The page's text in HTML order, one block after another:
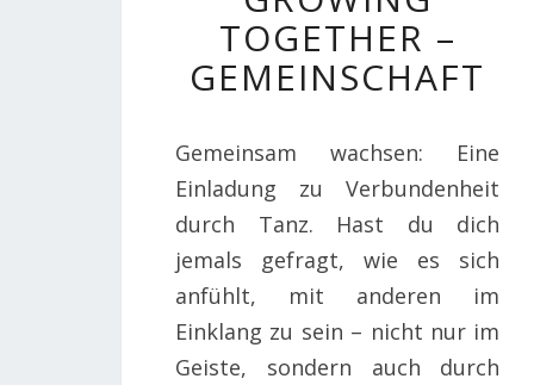
–
GEMEINSCHAFT
TOGETHER –
GEMEINSCHAFT
Gemeinsam wachsen: Eine
Einladung zu Verbundenheit
durch Tanz. Hast du dich
jemals gefragt, wie es sich
anfühlt, mit anderen im
Einklang zu sein – nicht nur im
Geiste, sondern auch durch